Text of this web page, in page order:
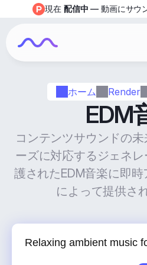
ホーム Render
EDM
コンテンツサウンドの
ーズに対応するジェネ
護されたEDM音楽に即
によって提供さ
現在 配信中 — 動画にサウ